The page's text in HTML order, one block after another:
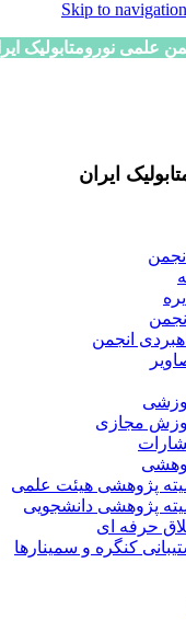
Skip to navigation
نورومتابولیک
ایران
انجمن
مجازی
پژوهشی هیئت علمی
پژوهشی دانشجویی
حرفه ای
کنگره و سمینارها